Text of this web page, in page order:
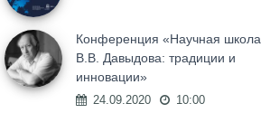
Конференция «Научная школа
В.В. Давыдова: традиции и
инновации»
24.09.2020 10:00